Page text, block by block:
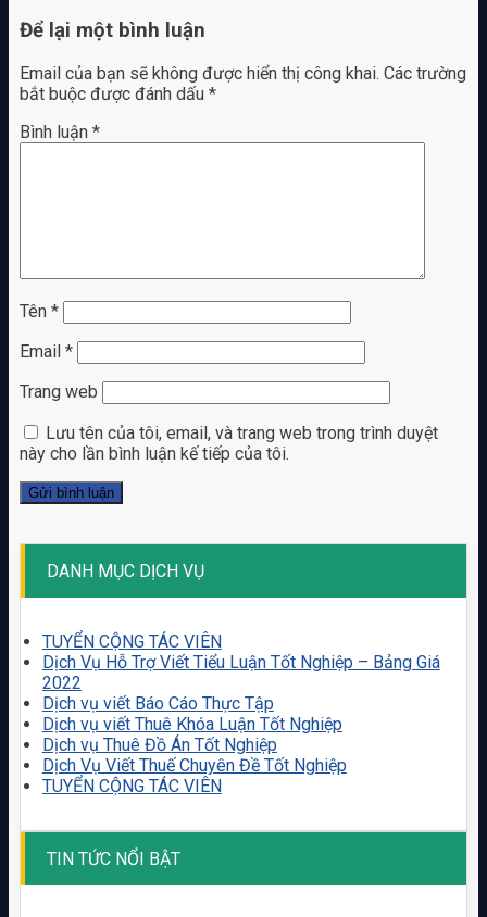
Để lại một bình luận
Email của bạn sẽ không được hiển thị công khai. Các trường
bắt buộc được đánh dấu *
Bình luận *
Tên *
Email *
Trang web
Lưu tên của tôi, email, và trang web trong trình duyệt
này cho lần bình luận kế tiếp của tôi.
DANH MỤC DỊCH VỤ
TUYỂN CỘNG TÁC VIÊN
Dịch Vụ Hỗ Trợ Viết Tiểu Luận Tốt Nghiệp – Bảng Giá
2022
Dịch vụ viết Báo Cáo Thực Tập
Dịch vụ viết Thuê Khóa Luận Tốt Nghiệp
Dịch vụ Thuê Đồ Án Tốt Nghiệp
Dịch Vụ Viết Thuế Chuyên Đề Tốt Nghiệp
TUYỂN CỘNG TÁC VIÊN
TIN TỨC NỔI BẬT